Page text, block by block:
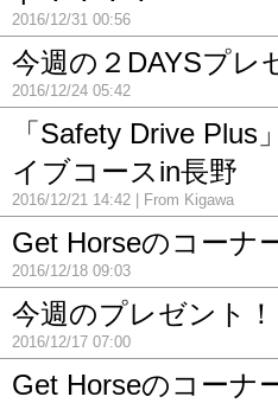
2016/12/31 00:56
今週の２DAYSプレ
2016/12/24 05:42
「Safety Drive Plus
イブコースin長野
2016/12/21 14:42 From Kigawa
Get Horseのコーナ
2016/12/18 09:03
今週のプレゼント！
2016/12/17 07:00
Get Horseのコーナ